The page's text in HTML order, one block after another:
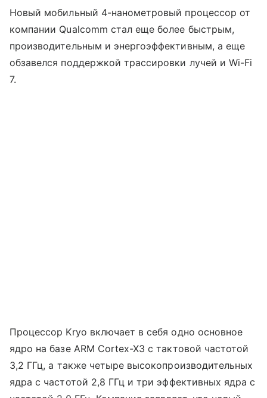
Новый мобильный 4-нанометровый процессор от
компании Qualcomm стал еще более быстрым,
производительным и энергоэффективным, а еще
обзавелся поддержкой трассировки лучей и Wi-Fi
7.
Процессор Kryo включает в себя одно основное
ядро ​​на базе ARM Cortex-X3 с тактовой частотой
3,2 ГГц, а также четыре высокопроизводительных
ядра с частотой 2,8 ГГц и три эффективных ядра с